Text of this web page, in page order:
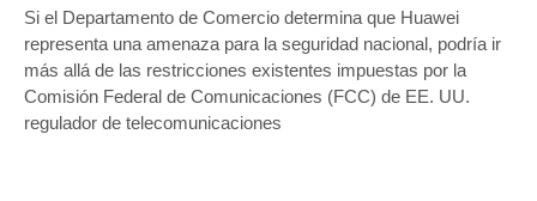
Si el Departamento de Comercio determina que Huawei
representa una amenaza para la seguridad nacional, podría ir
más allá de las restricciones existentes impuestas por la
Comisión Federal de Comunicaciones (FCC) de EE. UU.
regulador de telecomunicaciones